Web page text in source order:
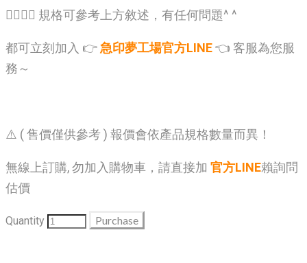
🙋‍♂️🙋‍♂️ 規格可參考上方敘述，有任何問題^ ^
都可立刻加入 👉急印夢工場官方LINE👈 客服為您服
務～
⚠️ ( 售價僅供參考 ) 報價會依產品規格數量而異！
無線上訂購, 勿加入購物車，請直接加 官方LINE賴詢問
估價
Quantity Purchase